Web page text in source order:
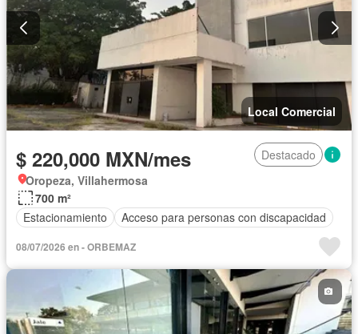
Local Comercial
$ 220,000 MXN/mes
Destacado
Oropeza, Villahermosa
700 m²
Estacionamiento
Acceso para personas con discapacidad
08/07/2026 en - ORBEMAZ